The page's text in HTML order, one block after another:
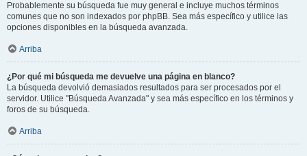
Probablemente su búsqueda fue muy general e incluye muchos términos
comunes que no son indexados por phpBB. Sea más específico y utilice las
opciones disponibles en la búsqueda avanzada.
Arriba
¿Por qué mi búsqueda me devuelve una página en blanco?
La búsqueda devolvió demasiados resultados para ser procesados por el
servidor. Utilice "Búsqueda Avanzada" y sea más específico en los términos y
foros de su búsqueda.
Arriba